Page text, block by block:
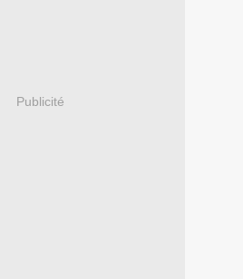
Publicité